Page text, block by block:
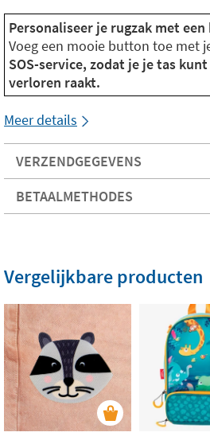
Personaliseer je rugzak met
Voeg een mooie button toe met
SOS-service, zodat je je tas
verloren raakt.
Meer details
VERZENDGEGEVENS
BETAALMETHODES
Vergelijkbare producten